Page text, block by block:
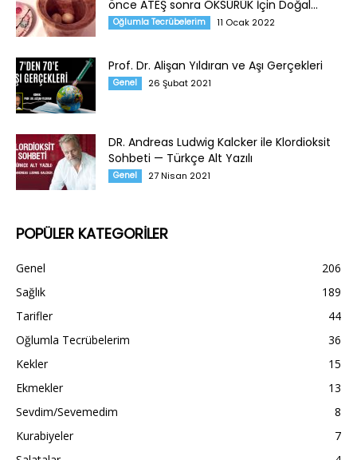
önce ATEŞ sonra ÖKSÜRÜK İçin Doğal...
Oğlumla Tecrübelerim 11 Ocak 2022
Prof. Dr. Alişan Yıldıran ve Aşı Gerçekleri
Genel 26 Şubat 2021
DR. Andreas Ludwig Kalcker ile Klordioksit
Sohbeti — Türkçe Alt Yazılı
Genel 27 Nisan 2021
POPÜLER KATEGORİLER
Genel
206
Sağlık
189
Tarifler
44
Oğlumla Tecrübelerim
36
Kekler
15
Ekmekler
13
Sevdim/Sevemedim
8
Kurabiyeler
7